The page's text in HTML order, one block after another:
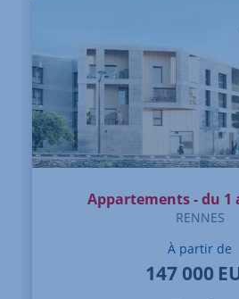
Appartements - du 1
RENNES
À partir de
147 000